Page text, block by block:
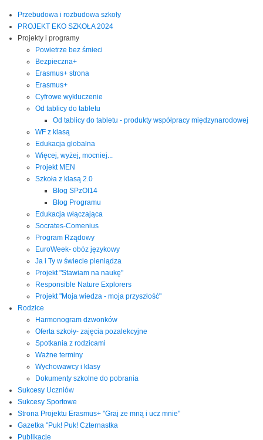
Przebudowa i rozbudowa szkoły
PROJEKT EKO SZKOŁA 2024
Projekty i programy
Powietrze bez śmieci
Bezpieczna+
Erasmus+ strona
Erasmus+
Cyfrowe wykluczenie
Od tablicy do tabletu
Od tablicy do tabletu - produkty współpracy międzynarodowej
WF z klasą
Edukacja globalna
Więcej, wyżej, mocniej...
Projekt MEN
Szkoła z klasą 2.0
Blog SPzOI14
Blog Programu
Edukacja włączająca
Socrates-Comenius
Program Rządowy
EuroWeek- obóz językowy
Ja i Ty w świecie pieniądza
Projekt "Stawiam na naukę"
Responsible Nature Explorers
Projekt "Moja wiedza - moja przyszłość"
Rodzice
Harmonogram dzwonków
Oferta szkoły- zajęcia pozalekcyjne
Spotkania z rodzicami
Ważne terminy
Wychowawcy i klasy
Dokumenty szkolne do pobrania
Sukcesy Uczniów
Sukcesy Sportowe
Strona Projektu Erasmus+ "Graj ze mną i ucz mnie"
Gazetka "Puk! Puk! Czternastka
Publikacje